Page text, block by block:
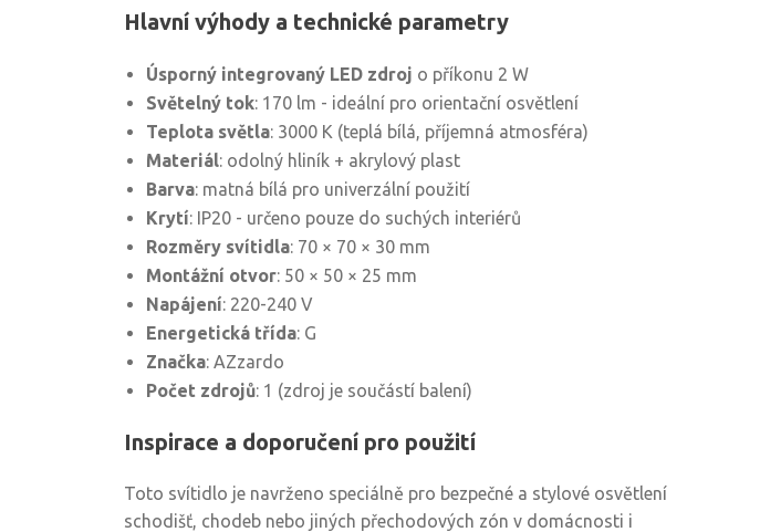
Hlavní výhody a technické parametry
Úsporný integrovaný LED zdroj o příkonu 2 W
Světelný tok: 170 lm - ideální pro orientační osvětlení
Teplota světla: 3000 K (teplá bílá, příjemná atmosféra)
Materiál: odolný hliník + akrylový plast
Barva: matná bílá pro univerzální použití
Krytí: IP20 - určeno pouze do suchých interiérů
Rozměry svítidla: 70 × 70 × 30 mm
Montážní otvor: 50 × 50 × 25 mm
Napájení: 220-240 V
Energetická třída: G
Značka: AZzardo
Počet zdrojů: 1 (zdroj je součástí balení)
Inspirace a doporučení pro použití
Toto svítidlo je navrženo speciálně pro bezpečné a stylové osvětlení
schodišť, chodeb nebo jiných přechodových zón v domácnosti i